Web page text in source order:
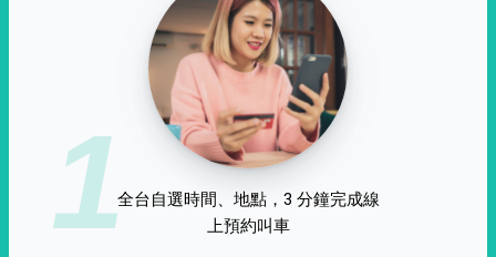
1全台自選時間、地點，3 分鐘完成線
上預約叫車